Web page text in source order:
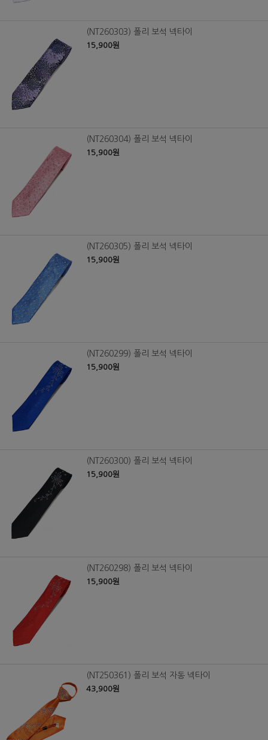
(NT260303) 폴리 보석 넥타이
15,900원
(NT260304) 폴리 보석 넥타이
15,900원
(NT260305) 폴리 보석 넥타이
15,900원
(NT260299) 폴리 보석 넥타이
15,900원
(NT260300) 폴리 보석 넥타이
15,900원
(NT260298) 폴리 보석 넥타이
15,900원
(NT250361) 폴리 보석 자동 넥타이
43,900원